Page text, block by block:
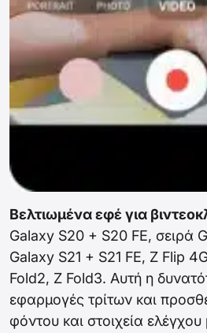
Βελτιωμένα εφέ για
Galaxy S20 + S20 FE, σειρά
Galaxy S21 + S21 FE, Z Flip
Fold2, Z Fold3. Αυτή η
εφαρμογές τρίτων και
φόντου και στοιχεία